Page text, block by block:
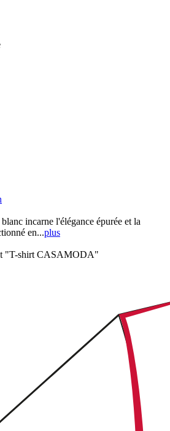
incarne l'élégance épurée et la
en...plus
"T-shirt CASAMODA"